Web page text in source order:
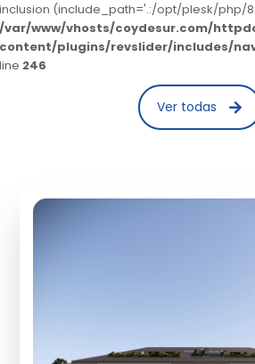
inclusion (include_path='.:/opt/plesk/php/
/var/www/vhosts/coydesur.com/
content/plugins/revslider/includes/
line 246
Ver todas